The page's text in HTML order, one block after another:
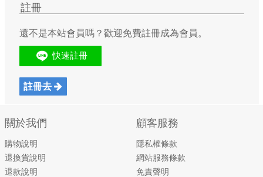
註冊
還不是本站會員嗎？歡迎免費註冊成為會員。
註冊去
關於我們
購物說明
退換貨說明
退款說明
顧客服務
隱私權條款
網站服務條款
免責聲明